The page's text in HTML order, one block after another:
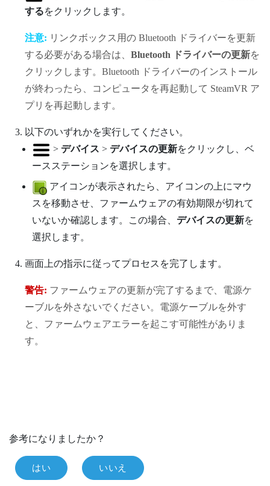
するをクリックします。
注意: リンクボックス用の Bluetooth ドライバーを更新
する必要がある場合は、 Bluetooth ドライバーの更新を
クリックします。 Bluetooth ドライバーのインストール
が終わったら、コンピュータを再起動して SteamVR ア
プリを再起動します。
以下のいずれかを実行してください。
> デバイス > デバイスの更新をクリックし、ベ
ースステーションを選択します。
アイコンが表示されたら、アイコンの上にマウ
スを移動させ、ファームウェアの有効期限が切れて
いないか確認します。この場合、 デバイスの更新を
選択します。
画面上の指示に従ってプロセスを完了します。
警告: ファームウェアの更新が完了するまで、電源ケ
ーブルを外さないでください。電源ケーブルを外す
と、ファームウェアエラーを起こす可能性がありま
す。
参考になりましたか？
はい いいえ